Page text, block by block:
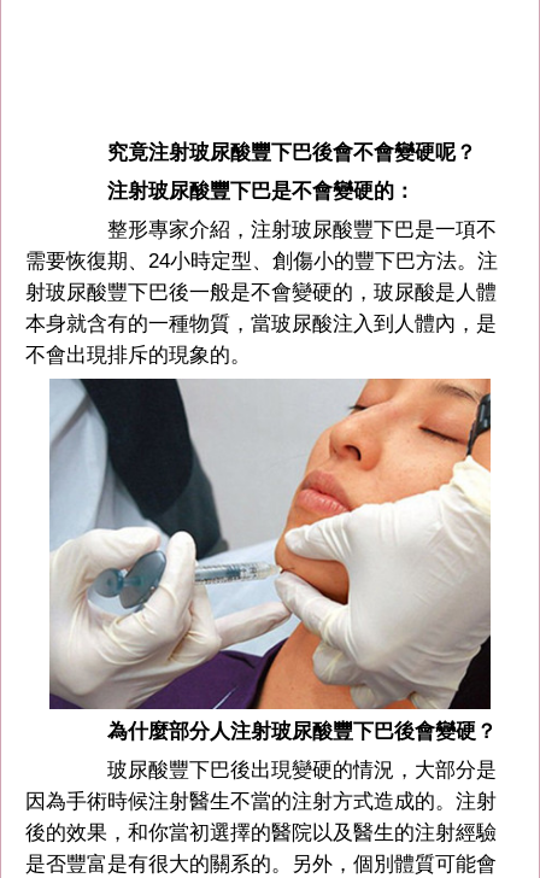
究竟注射玻尿酸豐下巴後會不會變硬呢？
注射玻尿酸豐下巴是不會變硬的：
整形專家介紹，注射玻尿酸豐下巴是一項不
需要恢復期、24小時定型、創傷小的豐下巴方法。注
射玻尿酸豐下巴後一般是不會變硬的，玻尿酸是人體
本身就含有的一種物質，當玻尿酸注入到人體內，是
不會出現排斥的現象的。
為什麼部分人注射玻尿酸豐下巴後會變硬？
玻尿酸豐下巴後出現變硬的情況，大部分是
因為手術時候注射醫生不當的注射方式造成的。注射
後的效果，和你當初選擇的醫院以及醫生的注射經驗
是否豐富是有很大的關系的。另外，個別體質可能會